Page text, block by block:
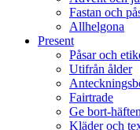
Fastan och
Allhelgona
Present
Påsar och
Utifrån ålder
Fairtrade
Ge bort-häften
Kläder och